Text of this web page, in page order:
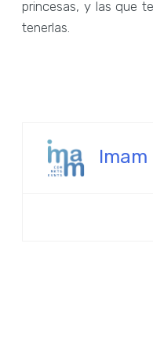
princesas, y las que
tenerlas.